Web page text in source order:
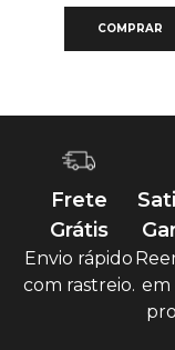
COMPRAR
Frete
Grátis
Envio rápido
com rastreio. em